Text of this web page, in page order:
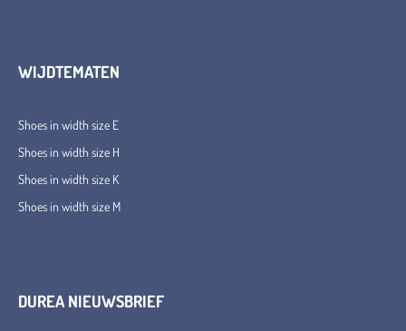
WIJDTEMATEN
Shoes in width size E
Shoes in width size H
Shoes in width size K
Shoes in width size M
DUREA NIEUWSBRIEF